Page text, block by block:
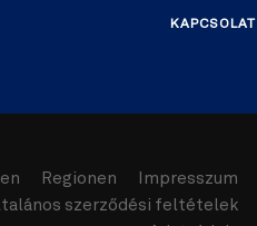
KAPCSOLAT
Regionen
Impresszum
szerződési feltételek